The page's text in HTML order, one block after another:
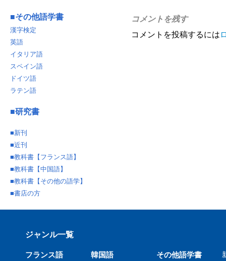
コメントを残す
コメントを投稿するには
■その他語学書
漢字検定
英語
イタリア語
スペイン語
ドイツ語
ラテン語
■研究書
■新刊
■近刊
■教科書【フランス語】
■教科書【中国語】
■教科書【その他の語学】
■書店の方
ジャンル一覧
フランス語 韓国語 その他語学書